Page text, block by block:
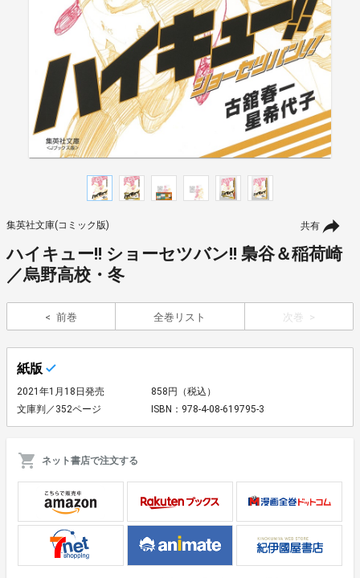
共有
集英社文庫(コミック版)
ハイキュー!! ショーセツバン!! 梟谷＆稲荷崎
／烏野高校・冬
前巻 全巻リスト 次巻
紙版
2021年1月18日発売
858円（税込）
文庫判／352ページ
ISBN：978-4-08-619795-3
ネット書店で注文する